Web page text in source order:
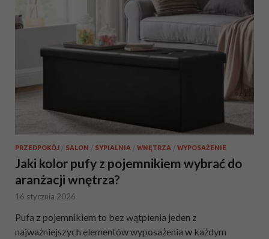
PRZEDPOKÓJ / SALON / SYPIALNIA / WNĘTRZA / WYPOSAŻENIE
Jaki kolor pufy z pojemnikiem wybrać do
aranżacji wnętrza?
16 stycznia 2026
Pufa z pojemnikiem to bez wątpienia jeden z
najważniejszych elementów wyposażenia w każdym